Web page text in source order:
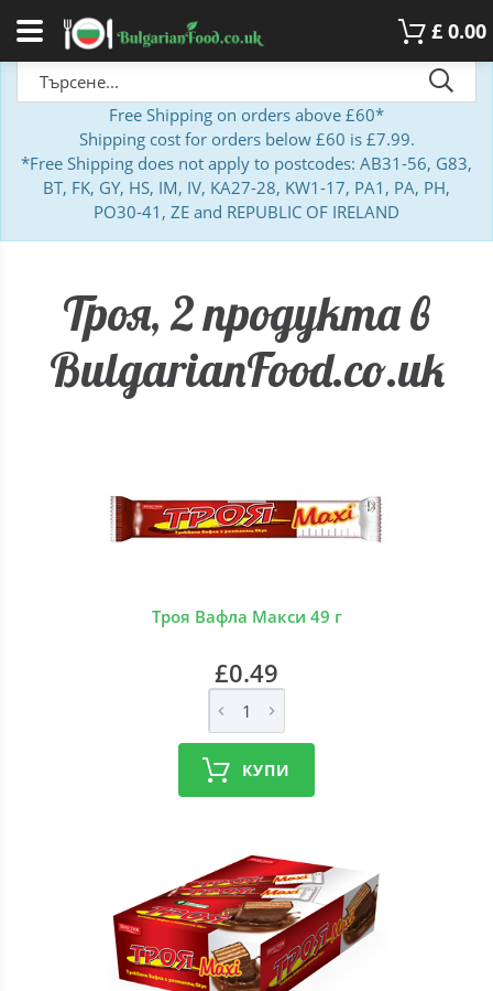
£ 0.00
Free Shipping on orders above £60*
Shipping cost for orders below £60 is £7.99.
*Free Shipping does not apply to postcodes: AB31-56, G83,
BT, FK, GY, HS, IM, IV, KA27-28, KW1-17, PA1, PA, PH,
PO30-41, ZE and REPUBLIC OF IRELAND
Троя, 2 продукта в
BulgarianFood.co.uk
Троя Вафла Макси 49 г
£0.49
КУПИ